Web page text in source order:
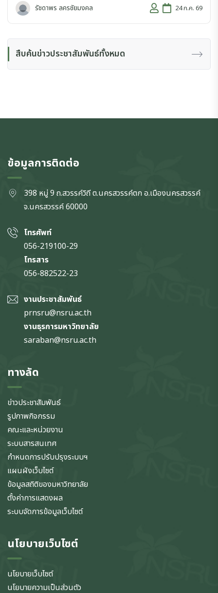
รัชดาพร ลครชัยมงคล 24 ก.ค. 69
สืบค้นข่าวประชาสัมพันธ์ทั้งหมด
ข้อมูลการติดต่อ
398 หมู่ 9 ถ.สวรรค์วิถี ต.นครสวรรค์ตก อ.เมืองนครสวรรค์
จ.นครสวรรค์60000
โทรศัพท์
056-219100-29
โทรสาร
056-882522-23
งานประชาสัมพันธ์
prnsru@nsru.ac.th
งานธุรการมหาวิทยาลัย
saraban@nsru.ac.th
ทางลัด
ข่าวประชาสัมพันธ์
รูปภาพกิจกรรม
คณะและหน่วยงาน
ระบบสารสนเทศ
กำหนดการปรับปรุงระบบฯ
แผนผังเว็บไซต์
ข้อมูลสถิติของมหาวิทยาลัย
ตั้งค่าการแสดงผล
ระบบจัดการข้อมูลเว็บไซต์
นโยบายเว็บไซต์
นโยบายเว็บไซต์
นโยบายความเป็นส่วนตัว